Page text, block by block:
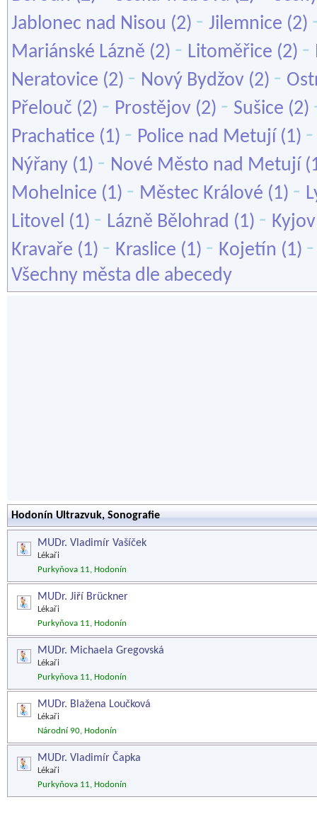
Jablonec nad Nisou (2) - Jilemnice (2)
Mariánské Lázně (2) - Litoměřice (2) -
Neratovice (2) - Nový Bydžov (2) -
Přelouč (2) - Prostějov (2) - Sušice (2)
Prachatice (1) - Police nad Metují (1)
Nýřany (1) - Nové Město nad Metují
Mohelnice (1) - Městec Králové (1) -
Litovel (1) - Lázně Bělohrad (1) - Kyjov
Kravaře (1) - Kraslice (1) - Kojetín (1)
Všechny města dle abecedy
Hodonín Ultrazvuk, Sonografie
MUDr. Vladimír Vašíček
Lékaři
Purkyňova 11, Hodonín
MUDr. Jiří Brückner
Lékaři
Purkyňova 11, Hodonín
MUDr. Michaela Gregovská
Lékaři
Purkyňova 11, Hodonín
MUDr. Blažena Loučková
Lékaři
Národní 90, Hodonín
MUDr. Vladimír Čapka
Lékaři
Purkyňova 11, Hodonín